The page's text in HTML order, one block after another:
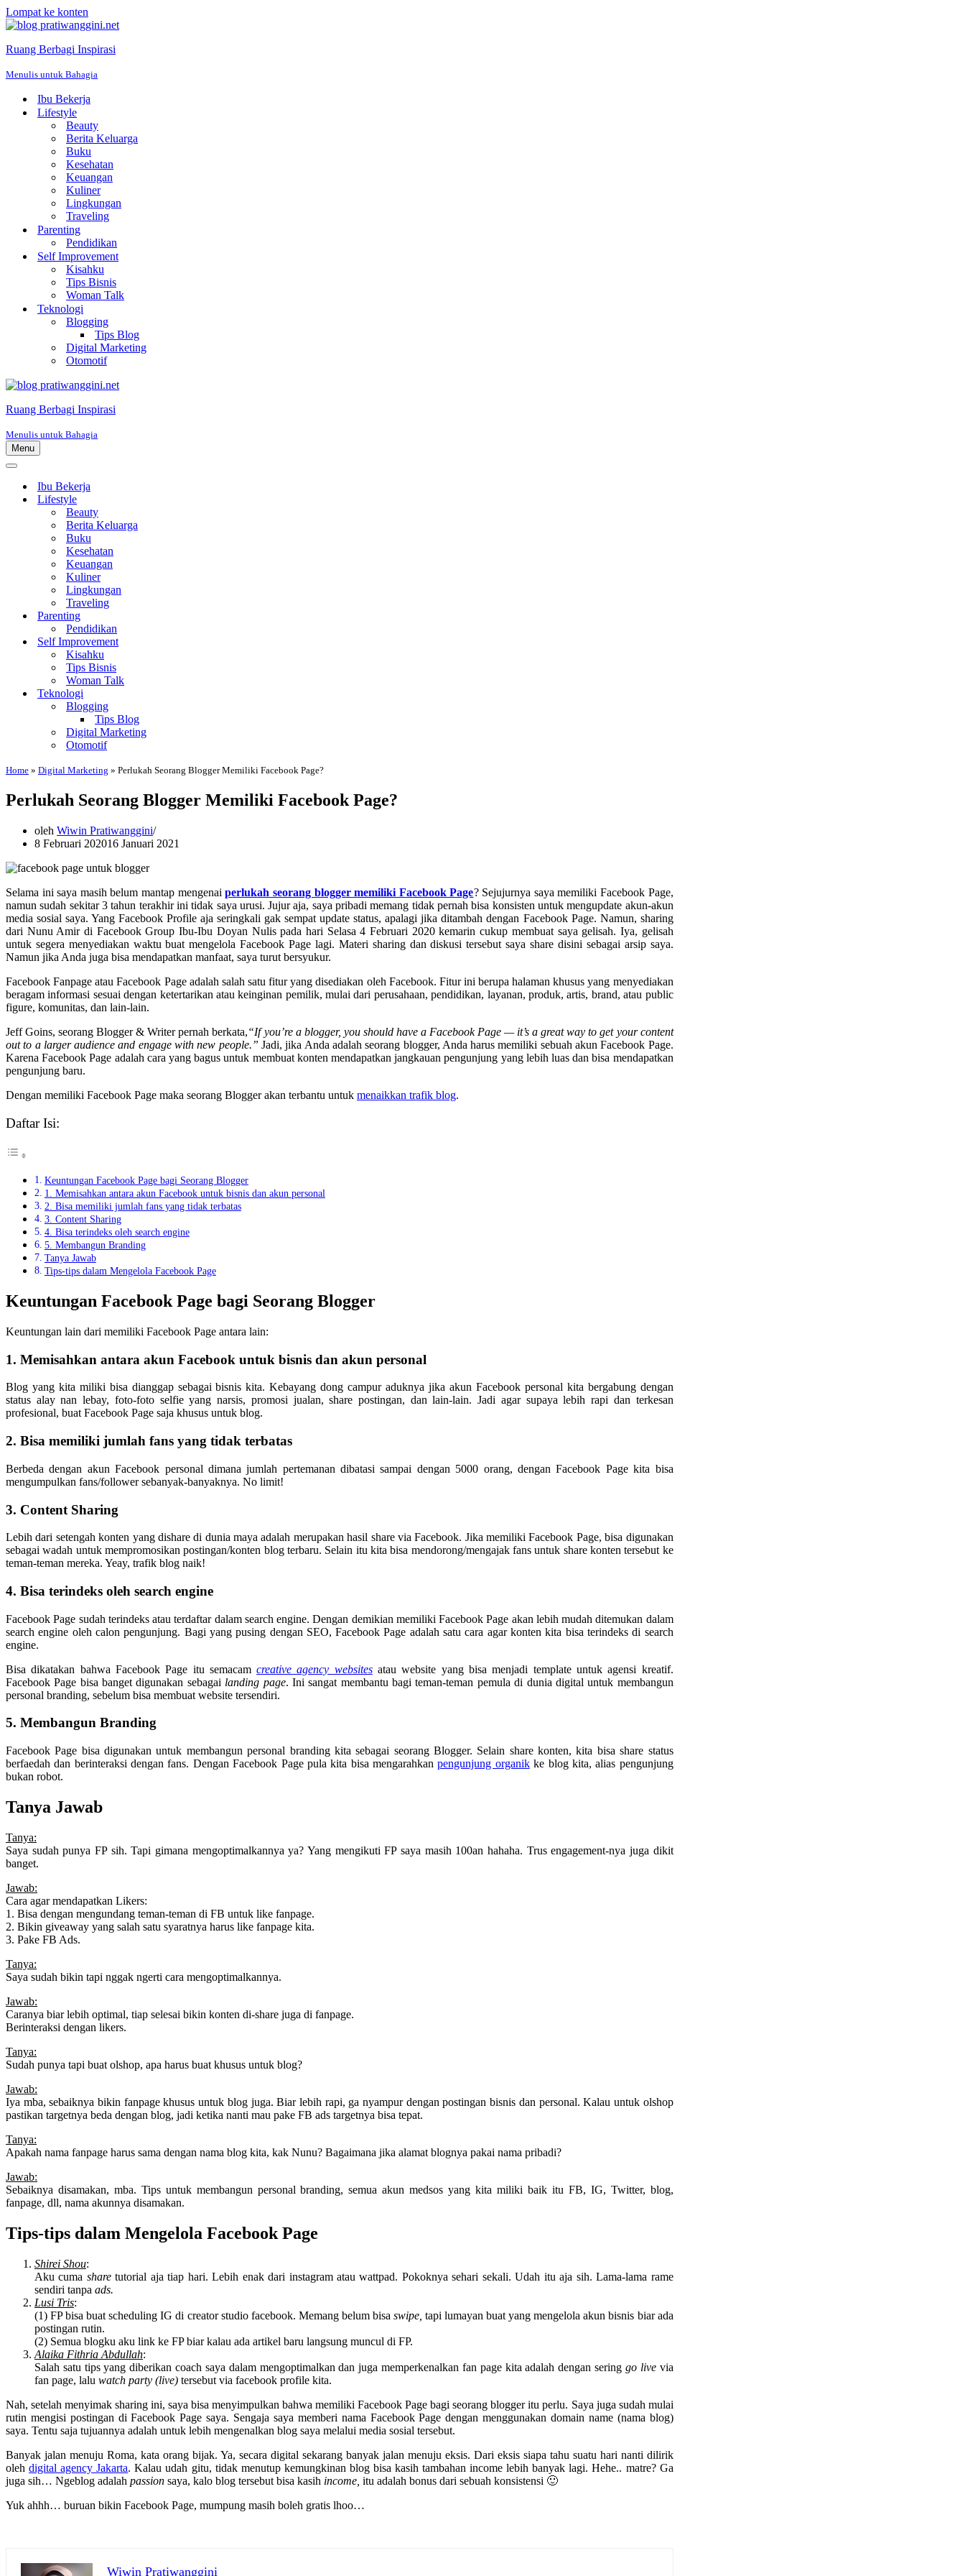
Lompat ke konten
Ruang Berbagi Inspirasi
Menulis untuk Bahagia
Ibu Bekerja
Lifestyle
Beauty
Berita Keluarga
Buku
Kesehatan
Keuangan
Kuliner
Lingkungan
Traveling
Parenting
Pendidikan
Self Improvement
Kisahku
Tips Bisnis
Woman Talk
Teknologi
Blogging
Tips Blog
Digital Marketing
Otomotif
Ruang Berbagi Inspirasi
Menulis untuk Bahagia
Menu
Menu
Menu
NavigasiIbu Bekerja
Lifestyle
Beauty
Berita Keluarga
Buku
Kesehatan
Keuangan
Kuliner
Lingkungan
Traveling
Parenting
Pendidikan
Self Improvement
Kisahku
Tips Bisnis
Woman Talk
Teknologi
Blogging
Tips Blog
Digital Marketing
Otomotif
Home » Digital Marketing » Perlukah Seorang Blogger Memiliki Facebook Page?
Perlukah Seorang Blogger Memiliki Facebook Page?
oleh Wiwin Pratiwanggini
8 Februari 202016 Januari 2021
Selama ini saya masih belum mantap mengenaiperlukah seorang blogger memiliki Facebook Page? Sejujurnya saya memiliki Facebook Page,
namun sudah sekitar 3 tahun terakhir ini tidak saya urusi. Jujur aja, saya pribadi memang tidak pernah bisa konsisten untuk mengupdate akun-akun
media sosial saya. Yang Facebook Profile aja seringkali gak sempat update status, apalagi jika ditambah dengan Facebook Page. Namun, sharing
dari Nunu Amir di Facebook Group Ibu-Ibu Doyan Nulis pada hari Selasa 4 Februari 2020 kemarin cukup membuat saya gelisah. Iya, gelisah
untuk segera menyediakan waktu buat mengelola Facebook Page lagi. Materi sharing dan diskusi tersebut saya share disini sebagai arsip saya.
Namun jika Anda juga bisa mendapatkan manfaat, saya turut bersyukur.
Facebook Fanpage atau Facebook Page adalah salah satu fitur yang disediakan oleh Facebook. Fitur ini berupa halaman khusus yang menyediakan
beragam informasi sesuai dengan ketertarikan atau keinginan pemilik, mulai dari perusahaan, pendidikan, layanan, produk, artis, brand, atau public
figure, komunitas, dan lain-lain.
Jeff Goins, seorang Blogger & Writer pernah berkata,“If you’re a blogger, you should have a Facebook Page — it’s a great way to get your content
out to a larger audience and engage with new people.” Jadi, jika Anda adalah seorang blogger, Anda harus memiliki sebuah akun Facebook Page.
Karena Facebook Page adalah cara yang bagus untuk membuat konten mendapatkan jangkauan pengunjung yang lebih luas dan bisa mendapatkan
pengunjung baru.
Dengan memiliki Facebook Page maka seorang Blogger akan terbantu untuk menaikkan trafik blog.
Daftar Isi:
Keuntungan Facebook Page bagi Seorang Blogger
1. Memisahkan antara akun Facebook untuk bisnis dan akun personal
2. Bisa memiliki jumlah fans yang tidak terbatas
3. Content Sharing
4. Bisa terindeks oleh search engine
5. Membangun Branding
Tanya Jawab
Tips-tips dalam Mengelola Facebook Page
Keuntungan Facebook Page bagi Seorang Blogger
Keuntungan lain dari memiliki Facebook Page antara lain:
1. Memisahkan antara akun Facebook untuk bisnis dan akun personal
Blog yang kita miliki bisa dianggap sebagai bisnis kita. Kebayang dong campur aduknya jika akun Facebook personal kita bergabung dengan
status alay nan lebay, foto-foto selfie yang narsis, promosi jualan, share postingan, dan lain-lain. Jadi agar supaya lebih rapi dan terkesan
profesional, buat Facebook Page saja khusus untuk blog.
2. Bisa memiliki jumlah fans yang tidak terbatas
Berbeda dengan akun Facebook personal dimana jumlah pertemanan dibatasi sampai dengan 5000 orang, dengan Facebook Page kita bisa
mengumpulkan fans/follower sebanyak-banyaknya. No limit!
3. Content Sharing
Lebih dari setengah konten yang dishare di dunia maya adalah merupakan hasil share via Facebook. Jika memiliki Facebook Page, bisa digunakan
sebagai wadah untuk mempromosikan postingan/konten blog terbaru. Selain itu kita bisa mendorong/mengajak fans untuk share konten tersebut ke
teman-teman mereka. Yeay, trafik blog naik!
4. Bisa terindeks oleh search engine
Facebook Page sudah terindeks atau terdaftar dalam search engine. Dengan demikian memiliki Facebook Page akan lebih mudah ditemukan dalam
search engine oleh calon pengunjung. Bagi yang pusing dengan SEO, Facebook Page adalah satu cara agar konten kita bisa terindeks di search
engine.
Bisa dikatakan bahwa Facebook Page itu semacamcreative agency websitesatau website yang bisa menjadi template untuk agensi kreatif.
Facebook Page bisa banget digunakan sebagai landing page. Ini sangat membantu bagi teman-teman pemula di dunia digital untuk membangun
personal branding, sebelum bisa membuat website tersendiri.
5. Membangun Branding
Facebook Page bisa digunakan untuk membangun personal branding kita sebagai seorang Blogger. Selain share konten, kita bisa share status
berfaedah dan berinteraksi dengan fans. Dengan Facebook Page pula kita bisa mengarahkanpengunjung organikke blog kita, alias pengunjung
bukan robot.
Tanya Jawab
Tanya:
Saya sudah punya FP sih. Tapi gimana mengoptimalkannya ya? Yang mengikuti FP saya masih 100an hahaha. Trus engagement-nya juga dikit
banget.
Jawab:
Cara agar mendapatkan Likers:
1. Bisa dengan mengundang teman-teman di FB untuk like fanpage.
2. Bikin giveaway yang salah satu syaratnya harus like fanpage kita.
3. Pake FB Ads.
Tanya:
Saya sudah bikin tapi nggak ngerti cara mengoptimalkannya.
Jawab:
Caranya biar lebih optimal, tiap selesai bikin konten di-share juga di fanpage.
Berinteraksi dengan likers.
Tanya:
Sudah punya tapi buat olshop, apa harus buat khusus untuk blog?
Jawab:
Iya mba, sebaiknya bikin fanpage khusus untuk blog juga. Biar lebih rapi, ga nyampur dengan postingan bisnis dan personal. Kalau untuk olshop
pastikan targetnya beda dengan blog, jadi ketika nanti mau pake FB ads targetnya bisa tepat.
Tanya:
Apakah nama fanpage harus sama dengan nama blog kita, kak Nunu? Bagaimana jika alamat blognya pakai nama pribadi?
Jawab:
Sebaiknya disamakan, mba. Tips untuk membangun personal branding, semua akun medsos yang kita miliki baik itu FB, IG, Twitter, blog,
fanpage, dll, nama akunnya disamakan.
Tips-tips dalam Mengelola Facebook Page
Shirei Shou:
Aku cuma sharetutorial aja tiap hari. Lebih enak dari instagram atau wattpad. Pokoknya sehari sekali. Udah itu aja sih. Lama-lama rame
sendiri tanpa ads.
Lusi Tris:
(1) FP bisa buat scheduling IG di creator studio facebook. Memang belum bisa swipe, tapi lumayan buat yang mengelola akun bisnis biar ada
postingan rutin.
(2) Semua blogku aku link ke FP biar kalau ada artikel baru langsung muncul di FP.
Alaika Fithria Abdullah:
Salah satu tips yang diberikan coach saya dalam mengoptimalkan dan juga memperkenalkan fan page kita adalah dengan sering go livevia
fan page, lalu watch party (live) tersebut via facebook profile kita.
Nah, setelah menyimak sharing ini, saya bisa menyimpulkan bahwa memiliki Facebook Page bagi seorang blogger itu perlu. Saya juga sudah mulai
rutin mengisi postingan di Facebook Page saya. Sengaja saya memberi nama Facebook Page dengan menggunakan domain name (nama blog)
saya. Tentu saja tujuannya adalah untuk lebih mengenalkan blog saya melalui media sosial tersebut.
Banyak jalan menuju Roma, kata orang bijak. Ya, secara digital sekarang banyak jalan menuju eksis. Dari eksis siapa tahu suatu hari nanti dilirik
olehdigital agency Jakarta. Kalau udah gitu, tidak menutup kemungkinan blog bisa kasih tambahan income lebih banyak lagi. Hehe.. matre? Ga
juga sih… Ngeblog adalah passion saya, kalo blog tersebut bisa kasih income, itu adalah bonus dari sebuah konsistensi 🙂
Yuk ahhh… buruan bikin Facebook Page, mumpung masih boleh gratis lhoo…
Wiwin Pratiwanggini